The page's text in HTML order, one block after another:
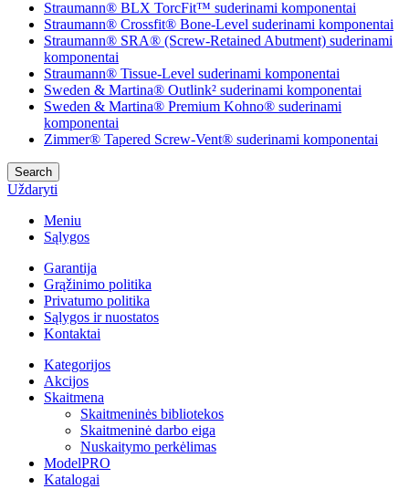
Straumann® BLX TorcFit™ suderinami komponentai
Straumann® Crossfit® Bone-Level suderinami komponentai
Straumann® SRA® (Screw-Retained Abutment) suderinami
komponentai
Straumann® Tissue-Level suderinami komponentai
Sweden & Martina® Outlink² suderinami komponentai
Sweden & Martina® Premium Kohno® suderinami
komponentai
Zimmer® Tapered Screw-Vent® suderinami komponentai
Search
Uždaryti
Meniu
Sąlygos
Garantija
Grąžinimo politika
Privatumo politika
Sąlygos ir nuostatos
Kontaktai
Kategorijos
Akcijos
Skaitmena
Skaitmeninės bibliotekos
Skaitmeninė darbo eiga
Nuskaitymo perkėlimas
ModelPRO
Katalogai